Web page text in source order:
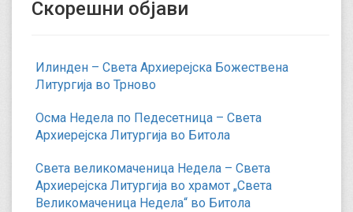
t
)
Скорешни објави
Илинден – Света Архиерејска Божествена
Литургија во Трново
Осма Недела по Педесетница – Света
Архиерејска Литургија во Битола
Света великомаченица Недела – Света
Архиерејска Литургија во храмот „Света
Великомаченица Недела“ во Битола